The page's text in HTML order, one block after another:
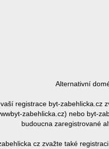
Alternativní
registrace byt-zabehlicka.cz
zabehlicka.cz) nebo byt-
budoucna zaregistrované
cz zvažte také